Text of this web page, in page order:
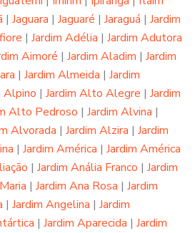
| Jaguara | Jaguaré | Jaraguá | Jardim
| Jardim Adélia | Jardim Adutora
Aimoré | Jardim Aladim | Jardim
| Jardim Almeida | Jardim
Alpino | Jardim Alto Alegre | Jardim
Alto Pedroso | Jardim Alvina |
Alvorada | Jardim Alzira | Jardim
| Jardim América | Jardim América
| Jardim Anália Franco | Jardim
| Jardim Ana Rosa | Jardim
| Jardim Angelina | Jardim
| Jardim Aparecida | Jardim